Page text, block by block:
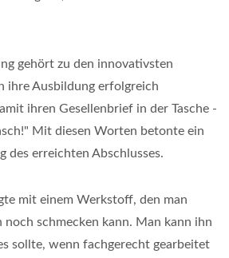
gehört zu den innovativsten
ihre Ausbildung erfolgreich
ihren Gesellenbrief in der Tasche -
Mit diesen Worten betonte ein
des erreichten Abschlusses.
mit einem Werkstoff, den man
noch schmecken kann. Man kann ihn
sollte, wenn fachgerecht gearbeitet